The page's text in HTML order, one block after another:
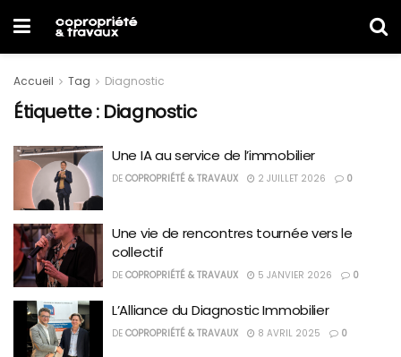
Accueil Tag Diagnostic
Étiquette : Diagnostic
Une IA au service de l’immobilier
DE COPROPRIÉTÉ & TRAVAUX 2 JUILLET 2026 0
Une vie de rencontres tournée vers le
collectif
DE COPROPRIÉTÉ & TRAVAUX 5 JANVIER 2026 0
L’Alliance du Diagnostic Immobilier
DE COPROPRIÉTÉ & TRAVAUX 8 AVRIL 2025 0